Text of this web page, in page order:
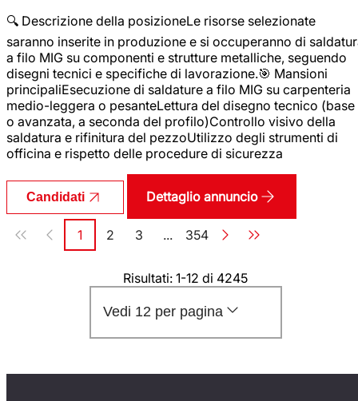
🔍 Descrizione della posizioneLe risorse selezionate
saranno inserite in produzione e si occuperanno di
a filo MIG su componenti e strutture metalliche, seguendo
disegni tecnici e specifiche di lavorazione.🎯 Mansioni
principaliEsecuzione di saldature a filo MIG su carpenteria
medio-leggera o pesanteLettura del disegno tecnico (base
o avanzata, a seconda del profilo)Controllo visivo della
saldatura e rifinitura del pezzoUtilizzo degli strumenti di
officina e rispetto delle procedure di sicurezza
Candidati Dettaglio annuncio
Paginazione
Pagina
1 Pagina
2 Pagina
3 ... Pagina
354
Risultati: 1-12 di 4245
Vedi 12 per pagina